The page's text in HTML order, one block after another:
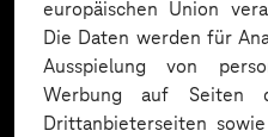
europäischen Union
Die Daten werden für
Ausspielung von
Werbung auf Seiten
Drittanbieterseiten
Expertise.